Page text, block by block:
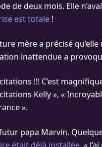
de deux mois. Elle
est totale !
mère a précisé
inattendue a
!!! C’est
Kelly », «
».
papa Marvin.